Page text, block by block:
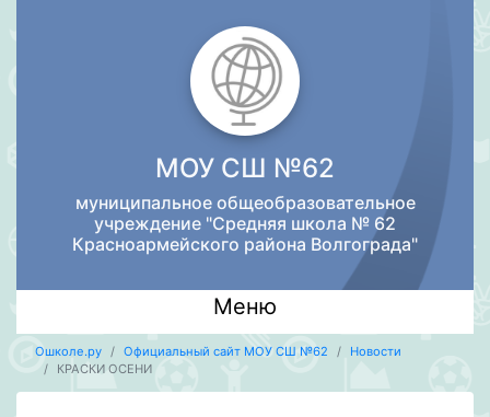
МОУ СШ №62
муниципальное общеобразовательное
учреждение "Средняя школа № 62
Красноармейского района Волгограда"
Меню
Ошколе.ру Официальный сайт МОУ СШ №62
Новости
КРАСКИ ОСЕНИ